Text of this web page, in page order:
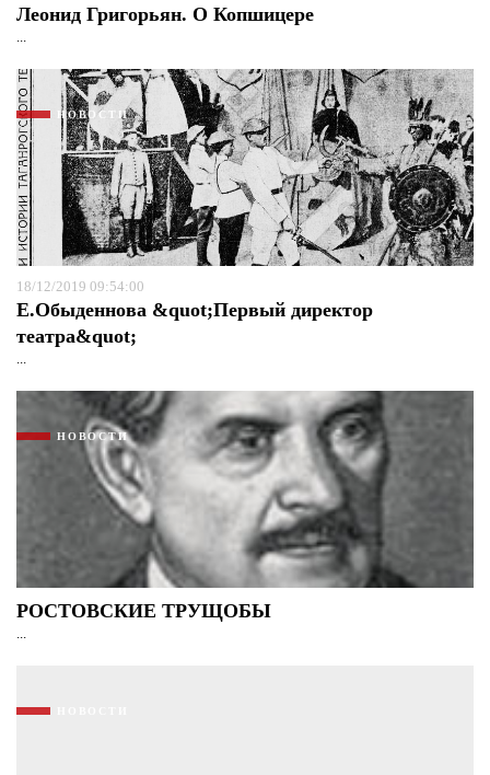
Леонид Григорьян. О Копшицере
...
НОВОСТИ
18/12/2019 09:54:00
Е.Обыденнова &quot;Первый директор
театра&quot;
...
НОВОСТИ
РОСТОВСКИЕ ТРУЩОБЫ
...